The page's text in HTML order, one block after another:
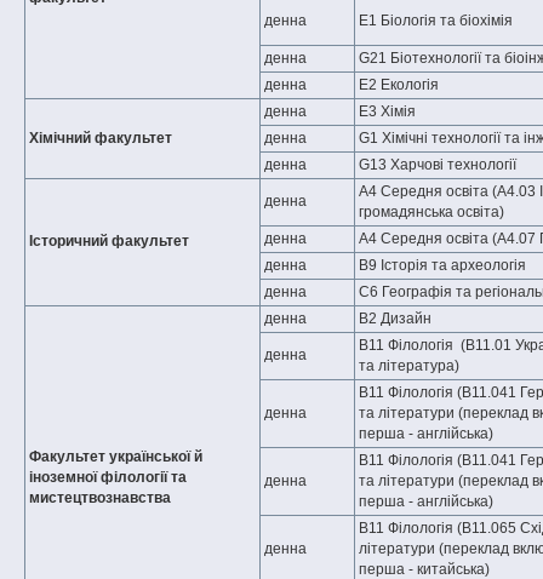
денна E1 Біологія та біохімія
денна
G21 Біотехнології та
денна
E2 Екологія
Хімічний факультет
денна
E3 Хімія
денна
G1 Хімічні технології та
денна
G13 Харчові технології
Історичний факультет
денна
А4 Середня освіта (А4.03
громадянська освіта)
денна
А4 Середня освіта (А4.07
денна
В9 Історія та археологія
денна
С6 Географія та
Факультет української й
іноземної філології та
мистецтвознавства
денна В2 Дизайн
денна
В11 Філологія (B11.01
та література)
денна
B11 Філологія (В11.041
та літератури (переклад
перша - англійська)
денна
B11 Філологія (В11.041
та літератури (переклад
перша - англійська)
денна
B11 Філологія (B11.065
літератури (переклад
перша - китайська)